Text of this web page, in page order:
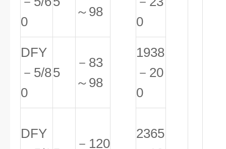
0
～98
0
DFY
－5/8
0
5
－83
～98
1938
－20
0
DFY
－120
2365